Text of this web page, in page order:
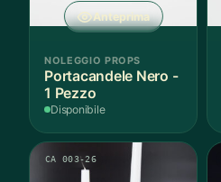
Anteprima
NOLEGGIO PROPS
Portacandele Nero -
1 Pezzo
Disponibile
CA 003-26